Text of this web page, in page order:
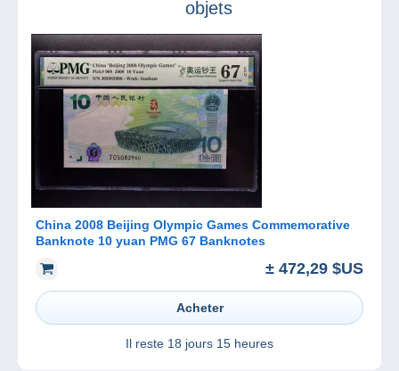
objets
China 2008 Beijing Olympic Games Commemorative
Banknote 10 yuan PMG 67 Banknotes
± 472,29 $US
Acheter
Il reste 18 jours 15 heures